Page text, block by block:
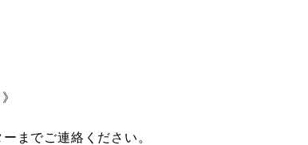
までご連絡ください。